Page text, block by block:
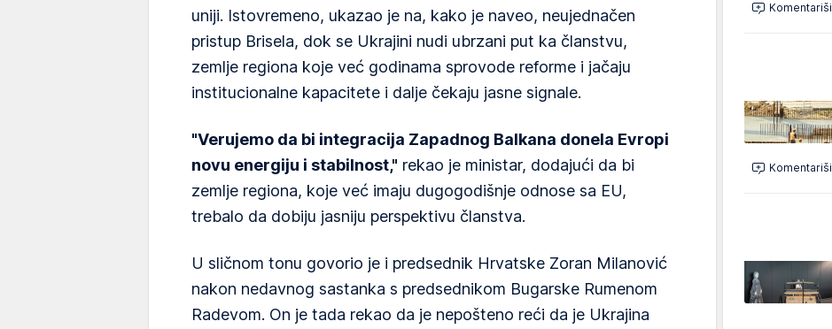
uniji. Istovremeno, ukazao je na, kako je naveo, neujednačen
pristup Brisela, dok se Ukrajini nudi ubrzani put ka članstvu,
zemlje regiona koje već godinama sprovode reforme i jačaju
institucionalne kapacitete i dalje čekaju jasne signale.
"Verujemo da bi integracija Zapadnog Balkana donela Evropi
novu energiju i stabilnost," rekao je ministar, dodajući da bi
zemlje regiona, koje već imaju dugogodišnje odnose sa EU,
trebalo da dobiju jasniju perspektivu članstva.
U sličnom tonu govorio je i predsednik Hrvatske Zoran Milanović
nakon nedavnog sastanka s predsednikom Bugarske Rumenom
Radevom. On je tada rekao da je nepošteno reći da je Ukrajina
Komentariši
Komentariši